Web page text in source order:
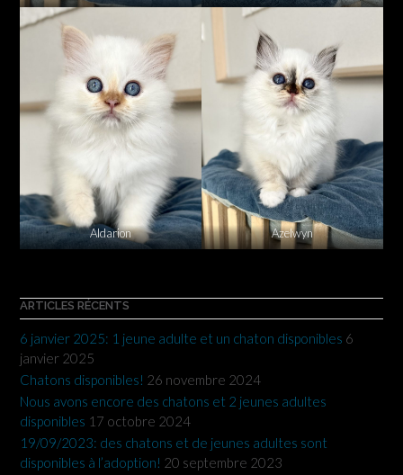
Aldarion Azelwyn
ARTICLES RÉCENTS
6 janvier 2025: 1 jeune adulte et un chaton disponibles 6
janvier 2025
Chatons disponibles! 26 novembre 2024
Nous avons encore des chatons et 2 jeunes adultes
disponibles 17 octobre 2024
19/09/2023: des chatons et de jeunes adultes sont
disponibles à l’adoption! 20 septembre 2023